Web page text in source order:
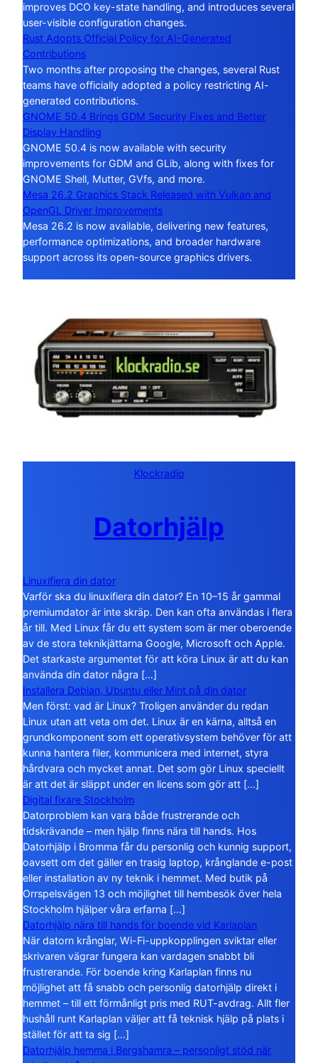
improves DCO key-state handling, and introduces several
user-visible configuration changes.
Rust Adopts Official Policy for AI-Generated
Contributions
Two months after proposing the changes, several Rust
teams have officially adopted a policy restricting AI-
generated contributions.
GNOME 50.4 Brings GDM Security Fixes and Better
Display Handling
GNOME 50.4 is now available with security
improvements for GDM and GLib, along with fixes for
GNOME Shell, Mutter, GVfs, and more.
Mesa 26.2 Graphics Stack Released with Vulkan and
OpenGL Driver Improvements
Mesa 26.2 is now available, delivering new features,
performance optimizations, and broader hardware
support across its open-source graphics drivers.
Klockradio
Datorhjälp
Linuxifiera din dator
Varför ska du linuxifiera din dator? En 10–15 år gammal
premiumdator är inte skräp. Den kan ofta användas i flera
år till. Med Linux får du ett system som är mer oberoende
av de stora teknikjättarna Google, Microsoft och Apple.
Det starkaste argumentet för att köra Linux är att du kan
använda din dator några […]
Installera Debian, Ubuntu eller Mint på din dator
Men först: vad är Linux? Troligen använder du redan
Linux utan att veta om det. Linux är en kärna, alltså en
grundkomponent som ett operativsystem behöver för att
kunna hantera filer, kommunicera med internet, styra
hårdvara och mycket annat. Det som gör Linux speciellt
är att det är släppt under en licens som gör att […]
Digital fixare Stockholm
Datorproblem kan vara både frustrerande och
tidskrävande – men hjälp finns nära till hands. Hos
Datorhjälp i Bromma får du personlig och kunnig support,
oavsett om det gäller en trasig laptop, krånglande e-post
eller installation av ny teknik i hemmet. Med butik på
Orrspelsvägen 13 och möjlighet till hembesök över hela
Stockholm hjälper våra erfarna […]
Datorhjälp nära till hands för boende vid Karlaplan
När datorn krånglar, Wi-Fi-uppkopplingen sviktar eller
skrivaren vägrar fungera kan vardagen snabbt bli
frustrerande. För boende kring Karlaplan finns nu
möjlighet att få snabb och personlig datorhjälp direkt i
hemmet – till ett förmånligt pris med RUT-avdrag. Allt fler
hushåll runt Karlaplan väljer att få teknisk hjälp på plats i
stället för att ta sig […]
Datorhjälp hemma i Bergshamra – personligt stöd när